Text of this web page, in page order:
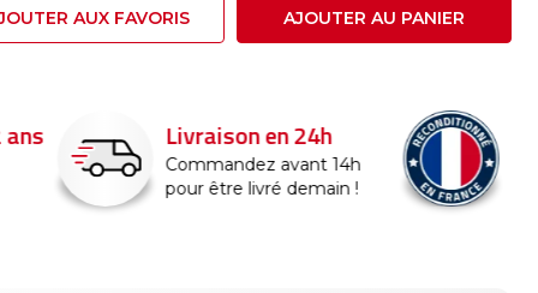
AUX FAVORIS AJOUTER AU PANIER
Reconditionné en
France